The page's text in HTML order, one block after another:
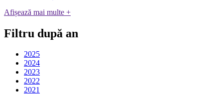
Afișează mai multe +
Filtru după an
2025
2024
2023
2022
2021